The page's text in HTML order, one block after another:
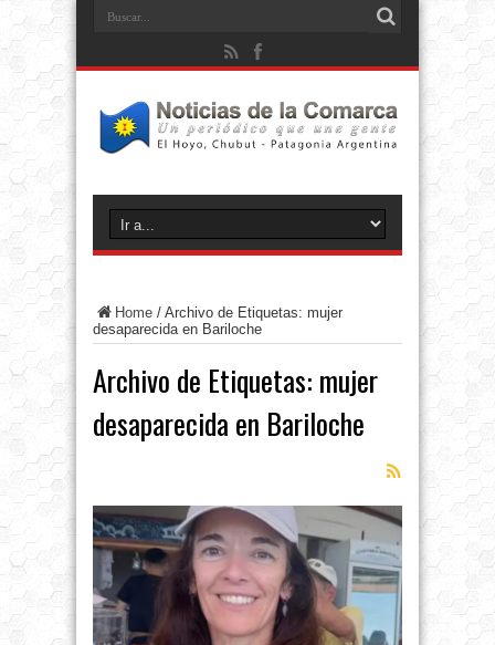
Home / Archivo de Etiquetas: mujer
desaparecida en Bariloche
Archivo de Etiquetas: mujer
desaparecida en Bariloche